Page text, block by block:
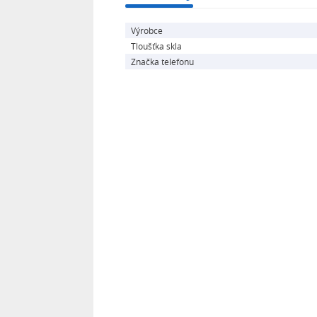
Výrobce
Tloušťka skla
Značka telefonu